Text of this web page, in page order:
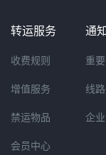
转运服务
收费规则
增值服务
禁运物品
会员中心
通
重
线
企